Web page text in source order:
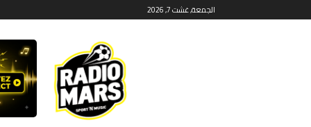
الجمعة, غشت 7, 2026